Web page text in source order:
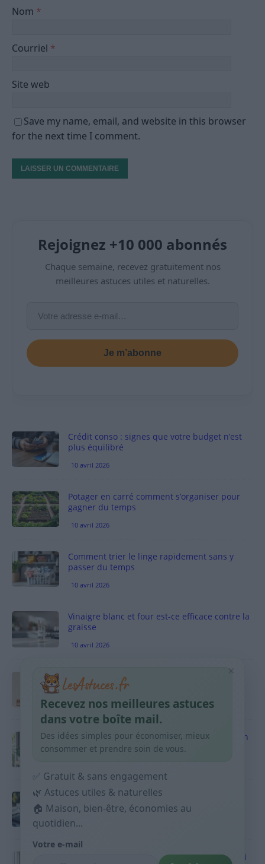
Nom *
Courriel *
Site web
Save my name, email, and website in this browser
for the next time I comment.
Rejoignez +10 000 abonnés
Chaque semaine, recevez gratuitement nos
meilleures astuces utiles et naturelles.
Je m’abonne
Crédit conso : signes que votre budget n’est
plus équilibré
10 avril 2026
Potager en carré comment s’organiser pour
gagner du temps
10 avril 2026
Comment trier le linge rapidement sans y
passer du temps
10 avril 2026
Vinaigre blanc et four est-ce efficace contre la
graisse
10 avril 2026
Taches pigmentaires : routine simple +
habitudes qui aident
9 avril 2026
Produits ménagers : comment économiser en
courses sans acheter 10 sprays
Budget mensuel : méthode rapide pour
répartir son salaire dès le jour de paie
9 avril 2026
Sport 10 minutes par jour est-ce utile et quoi
×
Recevez nos meilleures astuces
dans votre boîte mail.
Des idées simples pour économiser, mieux
consommer et prendre soin de vous.
✅ Gratuit & sans engagement
🌿 Astuces utiles & naturelles
🏠 Maison, bien-être, économies au
quotidien...
Votre e-mail